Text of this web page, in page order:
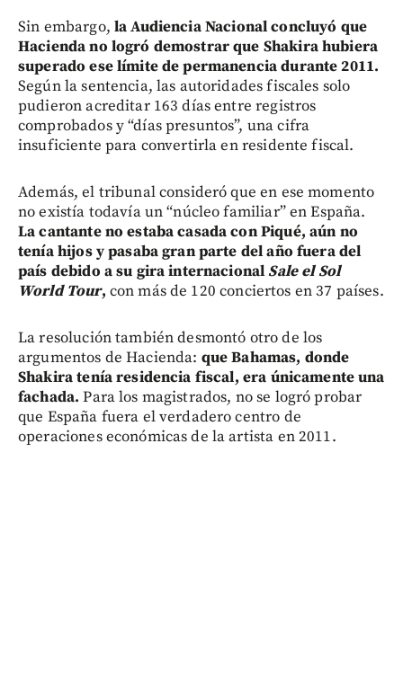
Sin embargo, la Audiencia Nacional concluyó que
Hacienda no logró demostrar que Shakira hubiera
superado ese límite de permanencia durante 2011.
Según la sentencia, las autoridades fiscales solo
pudieron acreditar 163 días entre registros
comprobados y “días presuntos”, una cifra
insuficiente para convertirla en residente fiscal.
Además, el tribunal consideró que en ese momento
no existía todavía un “núcleo familiar” en España.
La cantante no estaba casada con Piqué, aún no
tenía hijos y pasaba gran parte del año fuera del
país debido a su gira internacionalSale el Sol
World Tour, con más de 120 conciertos en 37 países.
La resolución también desmontó otro de los
argumentos de Hacienda: que Bahamas, donde
Shakira tenía residencia fiscal, era únicamente una
fachada. Para los magistrados, no se logró probar
que España fuera el verdadero centro de
operaciones económicas de la artista en 2011.